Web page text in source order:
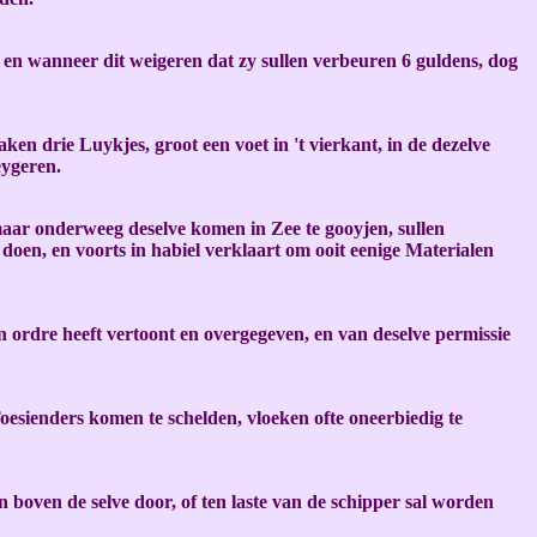
wanneer dit weigeren dat zy sullen verbeuren 6 guldens, dog
drie Luykjes, groot een voet in 't vierkant, in de dezelve
onderweeg deselve komen in Zee te gooyjen, sullen
en voorts in habiel verklaart om ooit eenige Materialen
heeft vertoont en overgegeven, en van deselve permissie
komen te schelden, vloeken ofte oneerbiedig te
de selve door, of ten laste van de schipper sal worden